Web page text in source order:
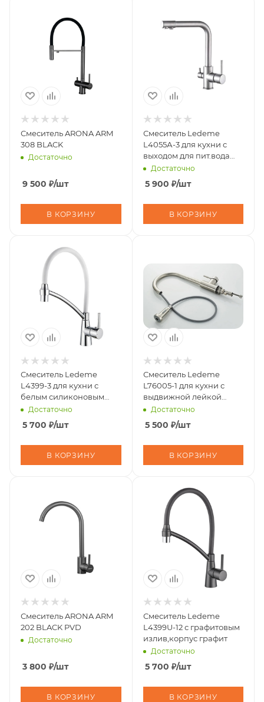
Смеситель ARONA ARM
308 BLACK
Достаточно
9 500 ₽/шт
В КОРЗИНУ
Смеситель Ledeme
L4055А-3 для кухни с
выходом для пит.вода
нержавейка (латунь)
Достаточно
5 900 ₽/шт
В КОРЗИНУ
Смеситель Ledeme
L4399-3 для кухни с
белым силиконовым
изливом (латунь)
Достаточно
5 700 ₽/шт
В КОРЗИНУ
Смеситель Ledeme
L76005-1 для кухни с
выдвижной лейкой
нерж
Достаточно
5 500 ₽/шт
В КОРЗИНУ
Смеситель ARONA ARM
202 BLACK PVD
Достаточно
3 800 ₽/шт
В КОРЗИНУ
Смеситель Ledeme
L4399U-12 с графитовым
излив,корпус графит
Достаточно
5 700 ₽/шт
В КОРЗИНУ